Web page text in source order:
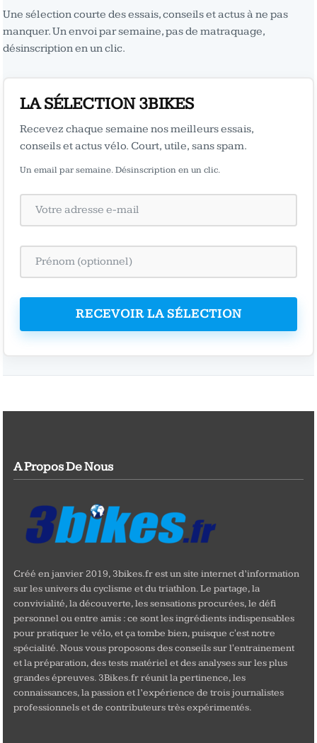
Une sélection courte des essais, conseils et actus à ne pas
manquer. Un envoi par semaine, pas de matraquage,
désinscription en un clic.
LA SÉLECTION 3BIKES
Recevez chaque semaine nos meilleurs essais,
conseils et actus vélo. Court, utile, sans spam.
Un email par semaine. Désinscription en un clic.
RECEVOIR LA SÉLECTION
A Propos De Nous
Créé en janvier 2019, 3bikes.fr est un site internet d’information
sur les univers du cyclisme et du triathlon. Le partage, la
convivialité, la découverte, les sensations procurées, le défi
personnel ou entre amis : ce sont les ingrédients indispensables
pour pratiquer le vélo, et ça tombe bien, puisque c'est notre
spécialité. Nous vous proposons des conseils sur l'entrainement
et la préparation, des tests matériel et des analyses sur les plus
grandes épreuves. 3Bikes.fr réunit la pertinence, les
connaissances, la passion et l’expérience de trois journalistes
professionnels et de contributeurs très expérimentés.